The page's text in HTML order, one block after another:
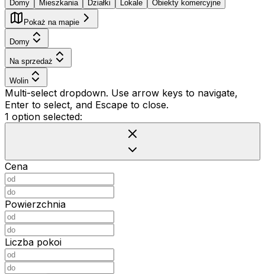
Domy Mieszkania Działki Lokale Obiekty komercyjne
Pokaż na mapie
Domy
Na sprzedaż
Wolin
Multi-select dropdown. Use arrow keys to navigate,
Enter to select, and Escape to close.
1 option selected:
Cena
Powierzchnia
Liczba pokoi